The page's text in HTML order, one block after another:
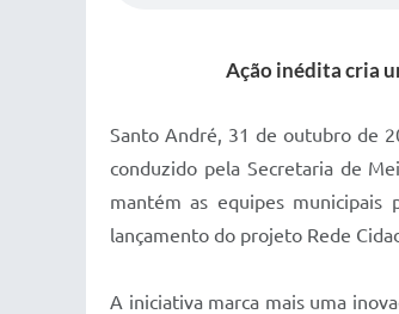
Ação inédita cria
Santo André, 31 de outubro de
conduzido pela Secretaria de
mantém as equipes municipais
lançamento do projeto Rede
A iniciativa marca mais uma